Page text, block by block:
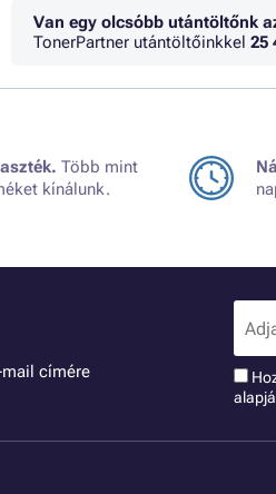
Van egy olcsóbb utántöltőnk
TonerPartner utántöltőinkkel 25
Több mint
kínálunk.
címére